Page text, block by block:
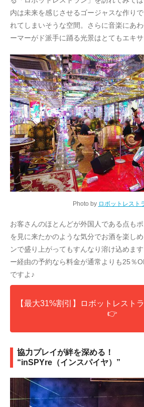
内は未来を感じさせるゴージャスな作り
れてしまいそうな空間。さらに音楽にあ
ーマーがド派手に踊る光景はとてもエキサ
Photo by ロボットレスト
お客さんのほとんどが外国人である点も
を見に来たかのような気分でお酒を楽し
ンで盛り上がってもすんなり溶け込めま
ー経由の予約なら料金が通常よりも25％
ですよ♪
【最大31%割引】ロボットレスト
👉
協力プレイが絆を深める！
“inSPYre（インスパイヤ）”